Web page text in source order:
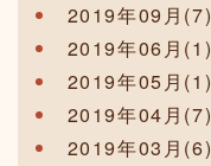
2019年09月(7)
2019年06月(1)
2019年05月(1)
2019年04月(7)
2019年03月(6)